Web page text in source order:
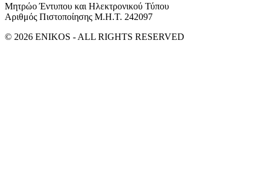
Μητρώο Έντυπου και Ηλεκτρονικού Τύπου
Αριθμός Πιστοποίησης Μ.Η.Τ. 242097
© 2026 ENIKOS - ALL RIGHTS RESERVED